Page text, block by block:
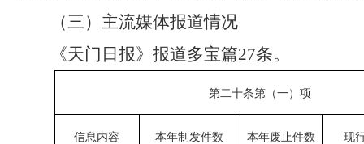
（三）主流媒体报道情况
《天门日报》报道多宝篇27条。
第二十条第（一）项
信息内容 本年制发件数 本年废止件数 现